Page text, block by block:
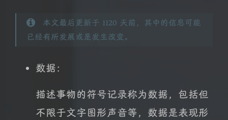
本文最后更新于 1120 天前，其中的信息可能
已经有所发展或是发生改变。
数据：
描述事物的符号记录称为数据，包括但
不限于文字图形声音等，数据是表现形